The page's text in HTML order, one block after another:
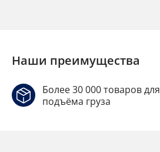
Наши преимущества
Более 30 000 товаров для
подъёма груза